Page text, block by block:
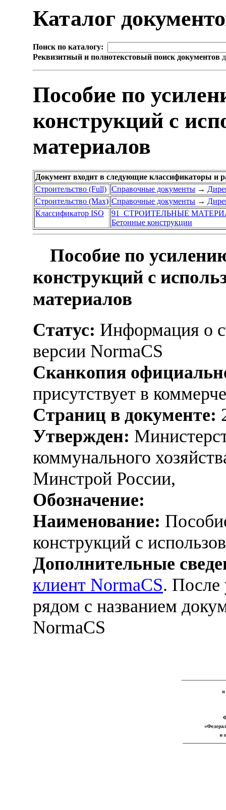
Каталог
Поиск по каталогу:
Реквизитный и полнотекстовый поиск документов
Пособие по
конструкций с
материалов
Документ входит в следующие классификаторы и
Строительство (Full) Справочные документы →
Строительство (Max) Справочные документы →
Классификатор ISO
91 СТРОИТЕЛЬНЫЕ
Бетонные конструкции
Пособие по
конструкций с
материалов
Статус: Информация о
версии NormaCS
Сканкопия
присутствует в
Страниц в документе:
Утвержден:
коммунального
Минстрой России,
Обозначение:
Наименование:
конструкций с
Дополнительные
клиент NormaCS. После
рядом с названием
NormaCS